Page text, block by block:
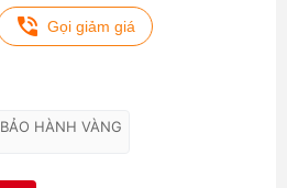
Gọi giảm giá
BẢO HÀNH VÀNG